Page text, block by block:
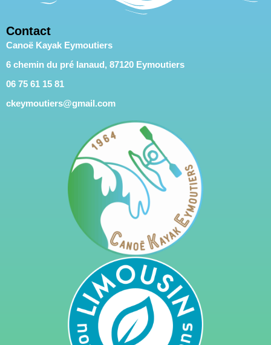
Contact
Canoë Kayak Eymoutiers
6 chemin du pré lanaud, 87120 Eymoutiers
06 75 61 15 81
ckeymoutiers@gmail.com